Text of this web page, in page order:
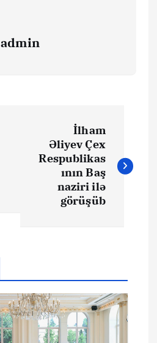
admin
İlham
Əliyev Çex
Respublikas
ının Baş
naziri ilə
görüşüb